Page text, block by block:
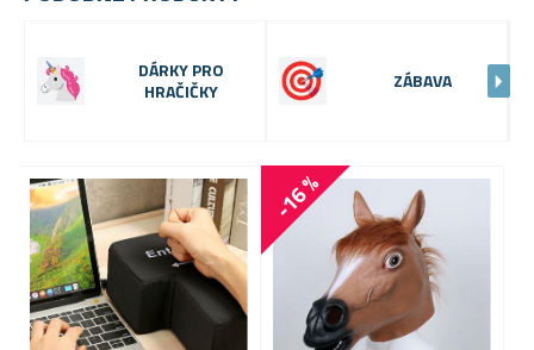
DÁRKY PRO
HRAČIČKY
ZÁBAVA
-16 %